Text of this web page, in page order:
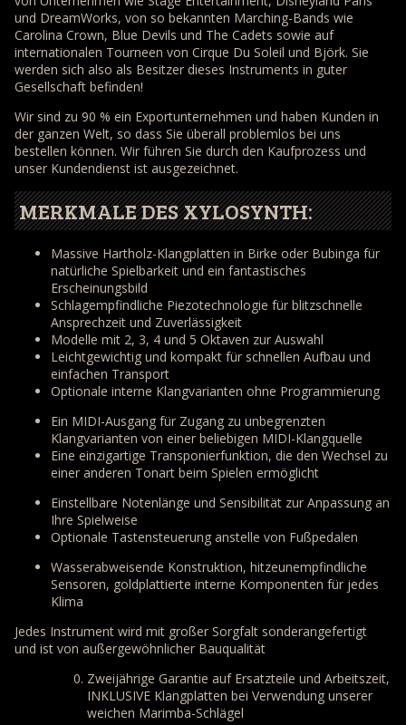
und DreamWorks, von so bekannten Marching-Bands wie
Carolina Crown, Blue Devils und The Cadets sowie auf
internationalen Tourneen von Cirque Du Soleil und Björk. Sie
werden sich also als Besitzer dieses Instruments in guter
Gesellschaft befinden!
Wir sind zu 90 % ein Exportunternehmen und haben Kunden in
der ganzen Welt, so dass Sie überall problemlos bei uns
bestellen können. Wir führen Sie durch den Kaufprozess und
unser Kundendienst ist ausgezeichnet.
MERKMALE DES XYLOSYNTH:
Massive Hartholz-Klangplatten in Birke oder Bubinga für
natürliche Spielbarkeit und ein fantastisches
Erscheinungsbild
Schlagempfindliche Piezotechnologie für blitzschnelle
Ansprechzeit und Zuverlässigkeit
Modelle mit 2, 3, 4 und 5 Oktaven zur Auswahl
Leichtgewichtig und kompakt für schnellen Aufbau und
einfachen Transport
Optionale interne Klangvarianten ohne Programmierung
Ein MIDI-Ausgang für Zugang zu unbegrenzten
Klangvarianten von einer beliebigen MIDI-Klangquelle
Eine einzigartige Transponierfunktion, die den Wechsel zu
einer anderen Tonart beim Spielen ermöglicht
Einstellbare Notenlänge und Sensibilität zur Anpassung an
Ihre Spielweise
Optionale Tastensteuerung anstelle von Fußpedalen
Wasserabweisende Konstruktion, hitzeunempfindliche
Sensoren, goldplattierte interne Komponenten für jedes
Klima
Jedes Instrument wird mit großer Sorgfalt sonderangefertigt
und ist von außergewöhnlicher Bauqualität
Zweijährige Garantie auf Ersatzteile und Arbeitszeit,
INKLUSIVE Klangplatten bei Verwendung unserer
weichen Marimba-Schlägel